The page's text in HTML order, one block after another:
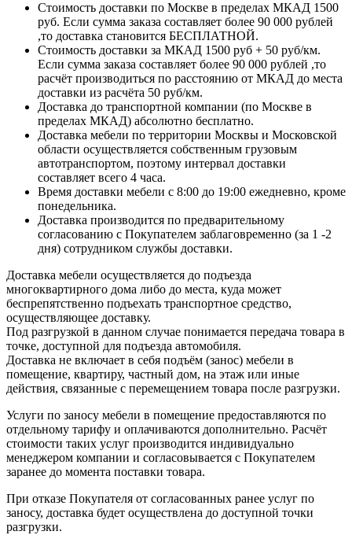
Стоимость доставки по Москве в пределах МКАД 1500
руб. Если сумма заказа составляет более 90 000 рублей
,то доставка становится БЕСПЛАТНОЙ.
Стоимость доставки за МКАД 1500 руб + 50 руб/км.
Если сумма заказа составляет более 90 000 рублей ,то
расчёт производиться по расстоянию от МКАД до места
доставки из расчёта 50 руб/км.
Доставка до транспортной компании (по Москве в
пределах МКАД) абсолютно бесплатно.
Доставка мебели по территории Москвы и Московской
области осуществляется собственным грузовым
автотранспортом, поэтому интервал доставки
составляет всего 4 часа.
Время доставки мебели с 8:00 до 19:00 ежедневно, кроме
понедельника.
Доставка производится по предварительному
согласованию с Покупателем заблаговременно (за 1 -2
дня) сотрудником службы доставки.
Доставка мебели осуществляется до подъезда
многоквартирного дома либо до места, куда может
беспрепятственно подъехать транспортное средство,
осуществляющее доставку.
Под разгрузкой в данном случае понимается передача товара в
точке, доступной для подъезда автомобиля.
Доставка не включает в себя подъём (занос) мебели в
помещение, квартиру, частный дом, на этаж или иные
действия, связанные с перемещением товара после разгрузки.
Услуги по заносу мебели в помещение предоставляются по
отдельному тарифу и оплачиваются дополнительно. Расчёт
стоимости таких услуг производится индивидуально
менеджером компании и согласовывается с Покупателем
заранее до момента поставки товара.
При отказе Покупателя от согласованных ранее услуг по
заносу, доставка будет осуществлена до доступной точки
разгрузки.